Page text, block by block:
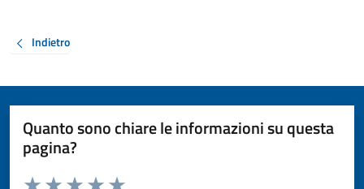
Indietro
Quanto sono chiare le informazioni su questa
pagina?
Valuta da 1 a 5 stelle la pagina